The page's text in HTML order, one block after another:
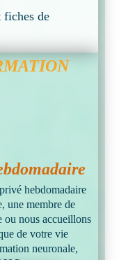
fiches de
hebdomadaire
une membre de
ou nous accueillons
de votre vie
neuronale,